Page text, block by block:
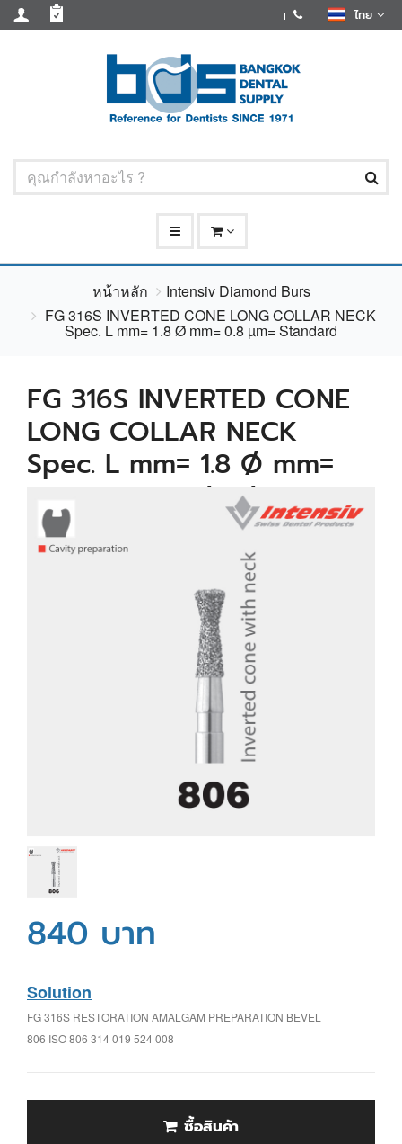
ไทย
หน้าหลัก
Intensiv Diamond Burs
FG 316S INVERTED CONE LONG COLLAR NECK
Spec. L mm= 1.8 Ø mm= 0.8 µm= Standard
FG 316S INVERTED CONE
LONG COLLAR NECK
Spec. L mm= 1.8 Ø mm=
0.8 µm= Standard
840 บาท
Solution
FG 316S RESTORATION AMALGAM PREPARATION BEVEL
806 ISO 806 314 019 524 008
ซื้อสินค้า